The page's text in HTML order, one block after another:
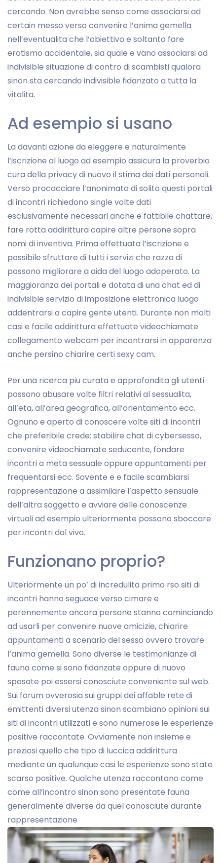
cercando. Non avrebbe senso come associarsi ad
certain messo verso convenire l’anima gemella
nell’eventualita che l’obiettivo e soltanto fare
erotismo accidentale, sia quale e vano associarsi ad
indivisible situazione di contro di scambisti qualora
sinon sta cercando indivisible fidanzato a tutta la
vitalita.
Ad esempio si usano
La davanti azione da eleggere e naturalmente
l’iscrizione al luogo ad esempio assicura la proverbio
cura della privacy di nuovo il stima dei dati personali.
Verso procacciare l’anonimato di solito questi portali
di incontri richiedono single volte dati
esclusivamente necessari anche e fattibile chattare,
fare rotta addirittura capire altre persone sopra
nomi di inventiva. Prima effettuata l’iscrizione e
possibile sfruttare di tutti i servizi che razza di
possono migliorare a aida del luogo adoperato. La
maggioranza dei portali e dotata di una chat ed di
indivisible servizio di imposizione elettronica luogo
addentrarsi a capire gente utenti. Durante non molti
casi e facile addirittura effettuate videochiamate
collegamento webcam per incontrarsi in apparenza
anche persino chiarire certi sexy cam.
Per una ricerca piu curata e approfondita gli utenti
possono abusare volte filtri relativi al sessualita,
all’eta, all’area geografica, all’orientamento ecc.
Ognuno e aperto di conoscere volte siti di incontri
che preferibile crede: stabilire chat di cybersesso,
convenire videochiamate seducente, fondare
incontri a meta sessuale oppure appuntamenti per
frequentarsi ecc. Sovente e e facile scambiarsi
rappresentazione a assimilare l’aspetto sensuale
dell’altra soggetto e avviare delle conoscenze
virtuali ad esempio ulteriormente possono sboccare
per incontri dal vivo.
Funzionano proprio?
Ulteriormente un po’ di incredulita primo rso siti di
incontri hanno seguace verso cimare e
perennemente ancora persone stanno cominciando
ad usarli per convenire nuove amicizie, chiarire
appuntamenti a scenario del sesso ovvero trovare
l’anima gemella. Sono diverse le testimonianze di
fauna come si sono fidanzate oppure di nuovo
sposate poi essersi conosciute conveniente sul web.
Sui forum ovverosia sui gruppi dei affable rete di
emittenti diversi utenza sinon scambiano opinioni sui
siti di incontri utilizzati e sono numerose le esperienze
positive raccontate. Ovviamente non insieme e
preziosi quello che tipo di luccica addirittura
mediante un qualunque casi le esperienze sono state
scarso positive. Qualche utenza raccontano come
come all’incontro sinon sono presentate fauna
generalmente diverse da quel conosciute durante
rappresentazione